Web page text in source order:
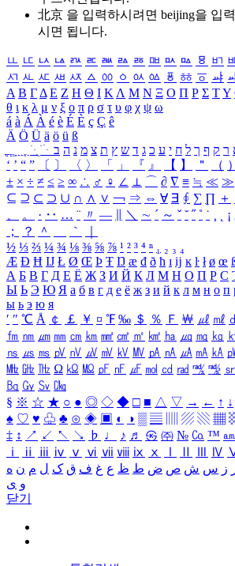
北京 을 입력하시려면 beijing을 입
시면 됩니다.
ㅥ ㅦ ㅧ ㅨ ㅩ ㅪ ㅫ ㅬ ㅭ ㅮ ㅯ ㅰ ㅱ ㅲ
ㅺ ㅻ ㅼ ㅽ ㅾ ㅿ ㆀ ㆁ ㆂ ㆃ ㆄ ㆅ ㆆ ㆇ
Α Β ΓΔ Ε Ζ Η Θ Ι ΚΛ Μ Ν Ξ Ο Π Ρ Σ ΤΥ
θ ι κ λ μ ν ξ ο π ρ σ τ υ φ χ ψ ω
á à Á À é è É È ç Ç ê
Ä Ö Ü ä ö ü ß
ִֶֹ ֻּ ׁׂ ר ק ף ך ל ח י ע כ ג ד ש ץ ת צ מ נ ה ב
‘ ’ “ ” 〔 〕 〈 〉 「 」 『 』 【 】 ＂ （ ）
± × ÷ ≠ ≤ ≥ ∞ ∴ ♂ ♀ ∠ ⊥ ⌒ ∂ ∇ ≡ ≒ ≪ ≫
⊆ ⊇ ⊂ ⊃ ∪ ∩ ∧ ∨ ￢ ⇒ ⇔ ∀ ∃ ∮ ∑ ∏ ＋
、
。 · ‥ … ¨ 〃 ― ＼ ∼ ´ ～ ˇ ˘ ˝ ˚ ˙ ¸ ¡
；
？ ＾ ｀
½ ⅓ ⅔ ¼ ¾ ⅛ ⅜ ⅝ ⅞ ¹ ² ³ ⁴ ⁿ ₁ ₂ ₃ ₄
Æ Ð Ħ Ĳ Ł Ø Œ Þ Ŧ Ŋ æ đ ð ħ ı ĳ ĸ ŀ ł ø œ
А Б В Г Д Е Ё Ж З И Й К Л М Н О П Р С
Ы Ь Э Ю Я а б в г д е ё ж з и й к л м н о п
ы ь э ю я
′ ″ ℃ Å ￠ ￡ ￥ ¤ ℉ ‰ ＄ ％ Ｆ ￦ ㎕ ㎖
㎙ ㎚ ㎛ ㎜ ㎝ ㎞ ㎟ ㎠ ㎡ ㎢ ㏊ ㎍ ㎎ ㎏
㎱ ㎲ ㎳ ㎴ ㎵ ㎶ ㎷ ㎸ ㎹ ㎀ ㎁ ㎂ ㎃ ㎄
㎒ ㎓ ㎔ Ω ㏀ ㏁ ㎊ ㎋ ㎌ ㏖ ㏅ ㎭ ㎮ ㎯ ㏛
㏃ ㏉ ㏜ ㏆
§ ※ ☆ ★ ○ ● ◎ ◇ ◆ □ ■ △ ▽ → ← ↑ ↓
♠ ♡ ♥ ♧ ♣ ⊙ ◈ ▣ ◐ ◑ ▒ ▤ ▨ ▧ ▦
‡ ↕ ↗ ↙ ↖ ↘ ♭ ♩ ♪ ♬ ㉿ ㈜ № ㏇ ™ ㏂
ⅰ
ⅱ ⅲ ⅳ ⅴ ⅵ ⅶ ⅷ ⅸ ⅹ Ⅳ
ز س ش ص ض ط ظ ع غ ف ق ک ل م ن ه
و ی
닫기